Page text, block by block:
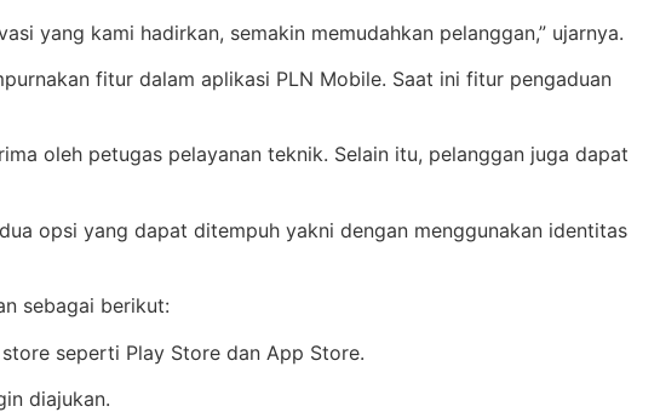
yang kami hadirkan, semakin memudahkan pelanggan,” ujarnya.
fitur dalam aplikasi PLN Mobile. Saat ini fitur pengaduan
oleh petugas pelayanan teknik. Selain itu, pelanggan juga dapat
opsi yang dapat ditempuh yakni dengan menggunakan identitas
sebagai berikut:
seperti Play Store dan App Store.
diajukan.